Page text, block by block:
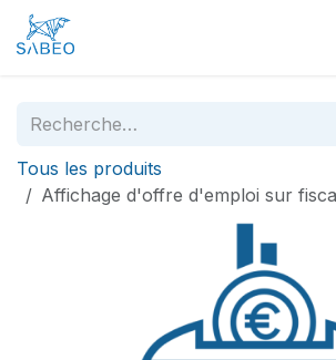
Se rendre au contenu
Tous les produits
Affichage d'offre d'emploi sur